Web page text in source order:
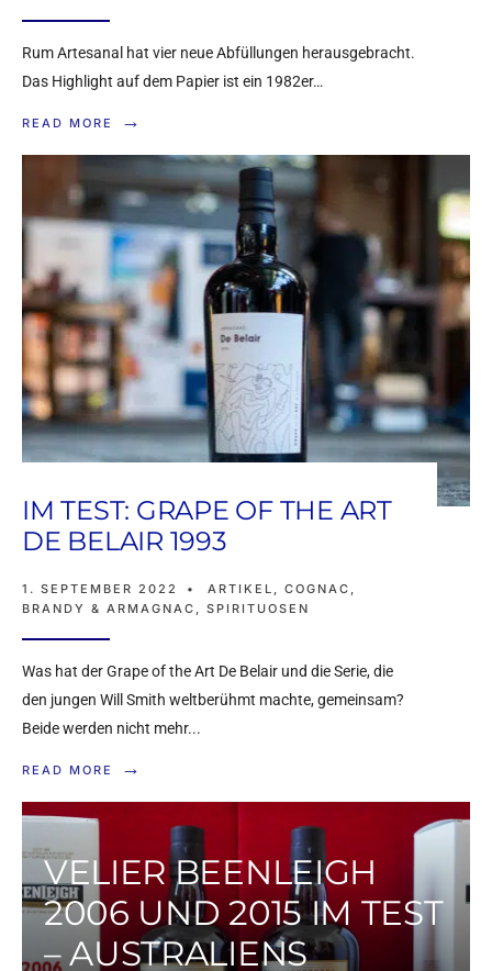
Rum Artesanal hat vier neue Abfüllungen herausgebracht.
Das Highlight auf dem Papier ist ein 1982er…
READ MORE →
IM TEST: GRAPE OF THE ART
DE BELAIR 1993
1. SEPTEMBER 2022 • ARTIKEL
COGNAC,
BRANDY & ARMAGNAC
SPIRITUOSEN
Was hat der Grape of the Art De Belair und die Serie, die
den jungen Will Smith weltberühmt machte, gemeinsam?
Beide werden nicht mehr...
READ MORE →
VELIER BEENLEIGH
2006 UND 2015 IM TEST
– AUSTRALIENS